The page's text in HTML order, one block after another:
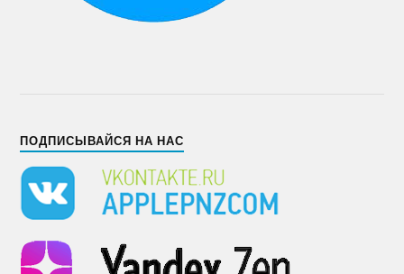
ПОДПИСЫВАЙСЯ НА НАС